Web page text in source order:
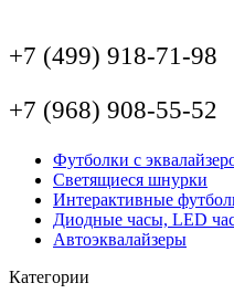
+7 (499) 918-71-98
+7 (968) 908-55-52
Футболки с
Светящиеся шнурки
Интерактивные
Диодные часы, LED
Автоэквалайзеры
Категории